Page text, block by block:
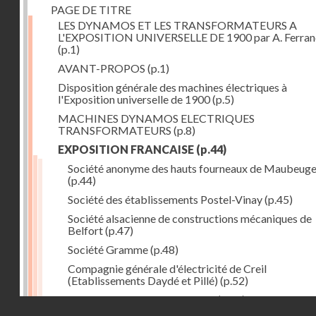
PAGE DE TITRE
LES DYNAMOS ET LES TRANSFORMATEURS A
L'EXPOSITION UNIVERSELLE DE 1900 par A.
(p.1)
AVANT-PROPOS (p.1)
Disposition générale des machines électriques à
l'Exposition universelle de 1900(p.5)
MACHINES DYNAMOS ELECTRIQUES
TRANSFORMATEURS (p.8)
EXPOSITION FRANCAISE (p.44)
Société anonyme des hauts fourneaux de Maubeuge
(p.44)
Société des établissements Postel-Vinay(p.45)
Société alsacienne de constructions mécaniques de
Belfort(p.47)
Société Gramme(p.48)
Compagnie générale d'électricité de Creil
(Etablissements Daydé et Pillé) (p.52)
Compagnie générale de Nancy(p.52)